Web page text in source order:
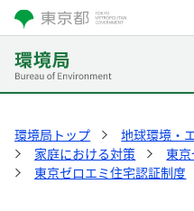
環境局トップ
地球環境・
家庭における対策
東
東京ゼロエミ住宅認証制度